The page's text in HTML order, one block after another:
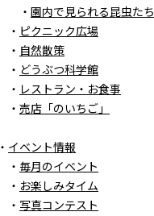
・ 園内で見られる昆虫たち
・ ピクニック広場
・ 自然散策
・ どうぶつ科学館
・ レストラン・お食事
・ 売店「のいちご」
・ イベント情報
・ 毎月のイベント
・ お楽しみタイム
・ 写真コンテスト